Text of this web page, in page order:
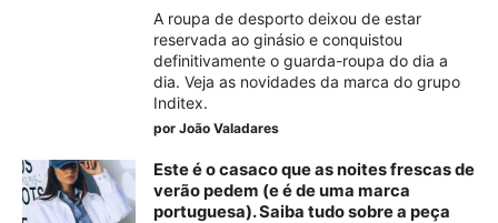
A roupa de desporto deixou de estar
reservada ao ginásio e conquistou
definitivamente o guarda-roupa do dia a
dia. Veja as novidades da marca do grupo
Inditex.
por João Valadares
Este é o casaco que as noites frescas de
verão pedem (e é de uma marca
portuguesa). Saiba tudo sobre a peça